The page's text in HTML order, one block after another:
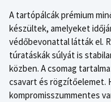
A tartópálcák prémium
készültek, amelyeket
védőbevonattal látták el.
túratáskák súlyát is
közben. A csomag
csavart és rögzítőelemet.
kompromisszummentes